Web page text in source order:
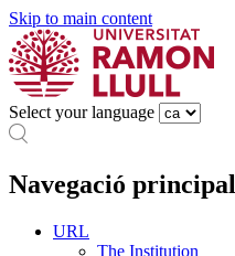
Skip to main content
Select your language
Navegació principal
URL
The Institution